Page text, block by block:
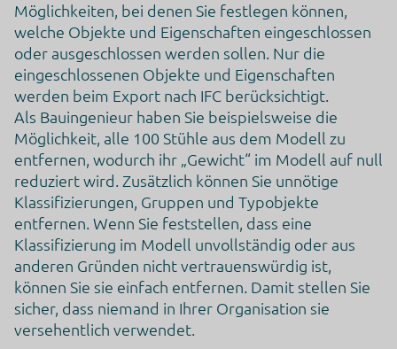
Möglichkeiten, bei denen Sie festlegen können,
welche Objekte und Eigenschaften eingeschlossen
oder ausgeschlossen werden sollen. Nur die
eingeschlossenen Objekte und Eigenschaften
werden beim Export nach IFC berücksichtigt.
Als Bauingenieur haben Sie beispielsweise die
Möglichkeit, alle 100 Stühle aus dem Modell zu
entfernen, wodurch ihr „Gewicht“ im Modell auf null
reduziert wird. Zusätzlich können Sie unnötige
Klassifizierungen, Gruppen und Typobjekte
entfernen. Wenn Sie feststellen, dass eine
Klassifizierung im Modell unvollständig oder aus
anderen Gründen nicht vertrauenswürdig ist,
können Sie sie einfach entfernen. Damit stellen Sie
sicher, dass niemand in Ihrer Organisation sie
versehentlich verwendet.
gesammelten Daten für die Verarbeitung gespeichert werden.
Die Daten müssen gelöscht werden, sobald sie für die
angegebenen Verarbeitungszwecke nicht mehr benötigt werden.
Die Daten werden nach 14 Tagen Abruf gelöscht.
Datenempfänger
Alphabet Inc.
Google LLC
Google Ireland Limited
Datenschutzbeauftragter der verarbeitenden Firma
Nachfolgend finden Sie die E-Mail-Adresse des
Datenschutzbeauftragten des verarbeitenden Unternehmens.
https://support.google.com/policies/contact/general_privacy_fo
rm
Weitergabe an Drittländer
Dieser Service kann die erfassten Daten an ein anderes Land
weiterleiten. Bitte beachten Sie, dass dieser Service Daten
außerhalb der Europäischen Union und des europäischen
Wirtschaftsraums und in ein Land, welches kein angemessenes